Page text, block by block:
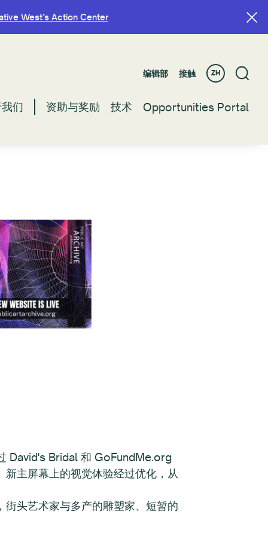
West’s Action Center.
编辑部 接触 ZH
们 资助与奖励 技术 Opportunities Portal
West’s Action Center.
编辑部 接触 ZH
们 资助与奖励 技术 Opportunities Portal
David's Bridal 和 GoFundMe.org
主屏幕上的视觉体验经过优化，从
头艺术家与多产的雕塑家、短暂的